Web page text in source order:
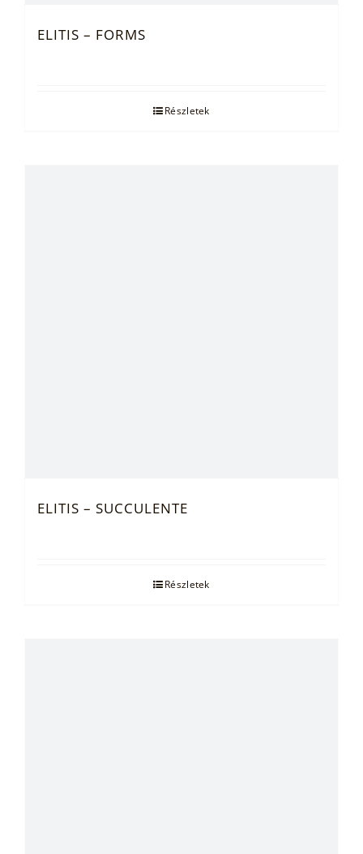
ELITIS – FORMS
Részletek
ELITIS – SUCCULENTE
Részletek